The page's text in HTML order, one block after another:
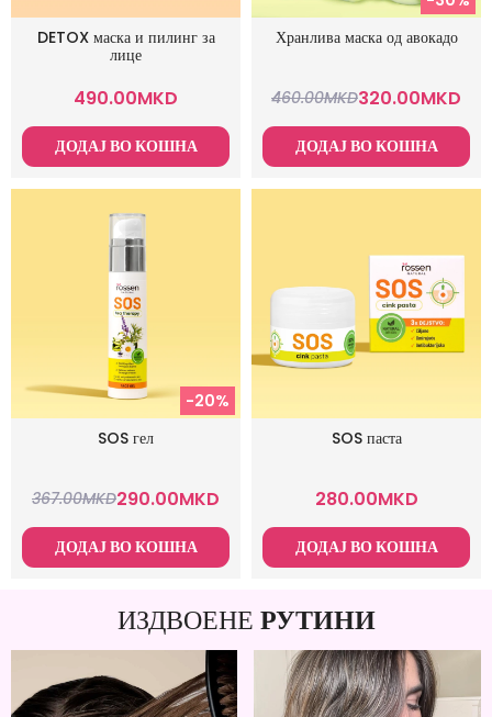
DETOX маска и пилинг за
лице
490.00MKD
ДОДАЈ ВО КОШНА
Хранлива маска од авокадо
460.00MKD320.00MKD
ДОДАЈ ВО КОШНА
-20%
SOS гел
367.00MKD290.00MKD
ДОДАЈ ВО КОШНА
SOS паста
280.00MKD
ДОДАЈ ВО КОШНА
ИЗДВОЕНЕ РУТИНИ